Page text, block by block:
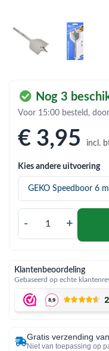
(Installatiemateriaal)
(Rookkanalen)
(Verwarming, kachels
(Warmtepompen en
Nog 3
Voor 15:00 besteld,
€ 3,95 incl.
Kies andere uitvoering
- +
Klantenbeoordeling
Gebaseerd op echte
Gratis verzending
Niet van toepassing op